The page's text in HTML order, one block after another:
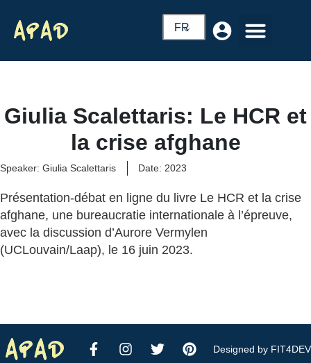
FR
Giulia Scalettaris: Le HCR et
la crise afghane
Speaker: Giulia Scalettaris Date: 2023
Présentation-débat en ligne du livre Le HCR et la crise
afghane, une bureaucratie internationale à l’épreuve,
avec la discussion d’Aurore Vermylen
(UCLouvain/Laap), le 16 juin 2023.
Designed by FIT4DEV